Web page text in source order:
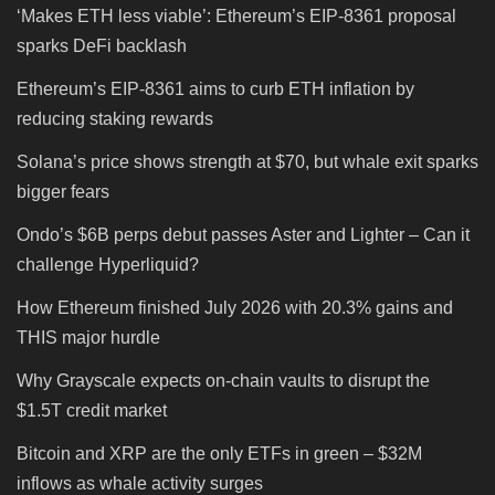
‘Makes ETH less viable’: Ethereum’s EIP-8361 proposal
sparks DeFi backlash
Ethereum’s EIP-8361 aims to curb ETH inflation by
reducing staking rewards
Solana’s price shows strength at $70, but whale exit sparks
bigger fears
Ondo’s $6B perps debut passes Aster and Lighter – Can it
challenge Hyperliquid?
How Ethereum finished July 2026 with 20.3% gains and
THIS major hurdle
Why Grayscale expects on-chain vaults to disrupt the
$1.5T credit market
Bitcoin and XRP are the only ETFs in green – $32M
inflows as whale activity surges